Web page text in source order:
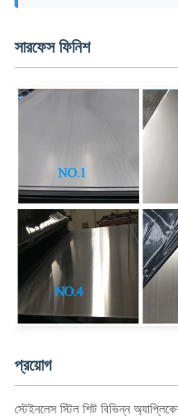
সারফেস ফিনিশ
প্রয়োগ
স্টেইনলেস স্টিল শিট বিভিন্ন